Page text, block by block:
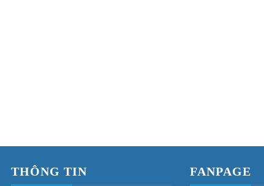
THÔNG TIN FANPAGE